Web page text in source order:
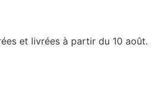
et livrées à partir du 10 août.